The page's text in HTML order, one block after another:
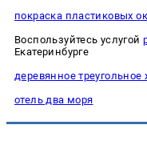
покраска пластиковых
Воспользуйтесь услугой
Екатеринбурге
деревянное
отель два моря